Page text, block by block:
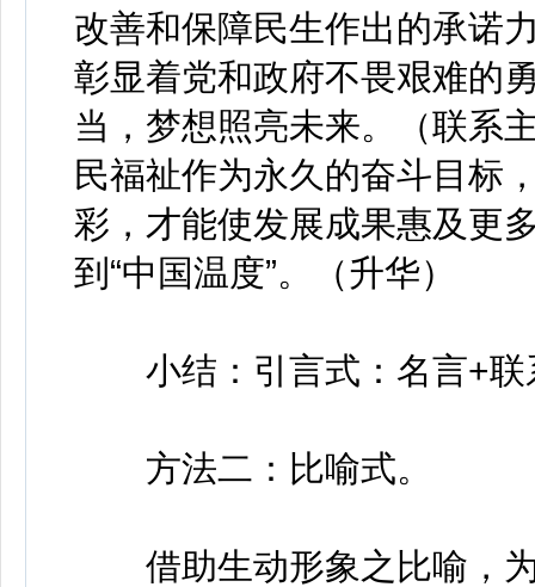
改善和保障民生作出的承诺
彰显着党和政府不畏艰难的
当，梦想照亮未来。（联系
民福祉作为永久的奋斗目标
彩，才能使发展成果惠及更
到“中国温度”。（升华）
小结：引言式：名言+联
方法二：比喻式。
借助生动形象之比喻，为